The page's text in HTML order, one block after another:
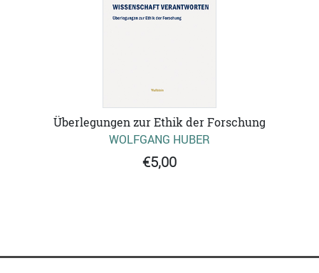
Überlegungen zur Ethik der Forschung
WOLFGANG HUBER
€5,00